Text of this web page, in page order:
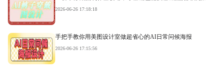
2026-06-26 17:18:18
手把手教你用美图设计室做超省心的AI日常问候海报
2026-06-26 17:15:56